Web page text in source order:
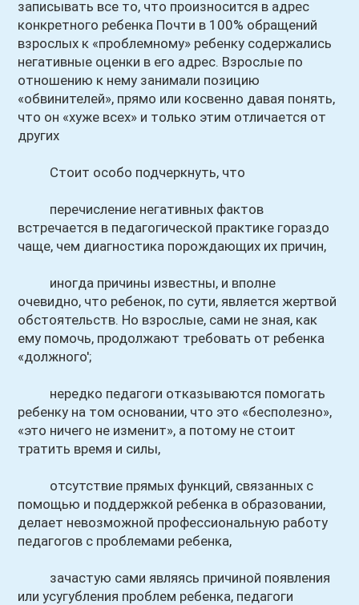
записывать все то, что произносится в адрес
конкретного ребенка Почти в 100% обращений
взрослых к «проблемному» ребенку содержались
негативные оценки в его адрес. Взрослые по
отношению к нему занимали позицию
«обвинителей», прямо или косвенно давая понять,
что он «хуже всех» и только этим отличается от
других
Стоит особо подчеркнуть, что
перечисление негативных фактов
встречается в педагогической практике гораздо
чаще, чем диагностика порождающих их причин,
иногда причины известны, и вполне
очевидно, что ребенок, по сути, является жертвой
обстоятельств. Но взрослые, сами не зная, как
ему помочь, продолжают требовать от ребенка
«должного';
нередко педагоги отказываются помогать
ребенку на том основании, что это «бесполезно»,
«это ничего не изменит», а потому не стоит
тратить время и силы,
отсутствие прямых функций, связанных с
помощью и поддержкой ребенка в образовании,
делает невозможной профессиональную работу
педагогов с проблемами ребенка,
зачастую сами являясь причиной появления
или усугубления проблем ребенка, педагоги